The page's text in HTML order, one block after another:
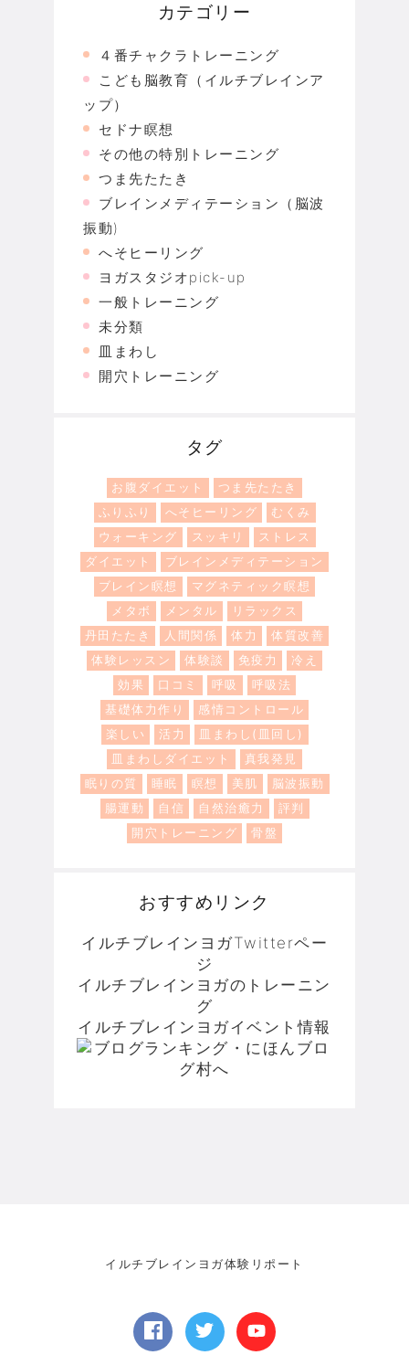
カテゴリー
４番チャクラトレーニング
こども脳教育（イルチブレインア
ップ）
セドナ瞑想
その他の特別トレーニング
つま先たたき
ブレインメディテーション（脳波
振動)
へそヒーリング
ヨガスタジオpick-up
一般トレーニング
未分類
皿まわし
開穴トレーニング
タグ
お腹ダイエット
つま先たたき
ふりふり
へそヒーリング
むくみ
ウォーキング
スッキリ
ストレス
ダイエット
ブレインメディテーション
ブレイン瞑想
マグネティック瞑想
メタボ
メンタル
リラックス
丹田たたき
人間関係 体力
体質改善
体験レッスン
体験談 免疫力
冷え
効果
口コミ 呼吸
呼吸法
基礎体力作り
感情コントロール
楽しい
活力
皿まわし(皿回し)
皿まわしダイエット
真我発見
眠りの質
睡眠 瞑想 美肌
脳波振動
腸運動
自信 自然治癒力
評判
開穴トレーニング
骨盤
おすすめリンク
イルチブレインヨガTwitterペー
ジ
イルチブレインヨガのトレーニン
グ
イルチブレインヨガイベント情報
イルチブレインヨガ体験リポート